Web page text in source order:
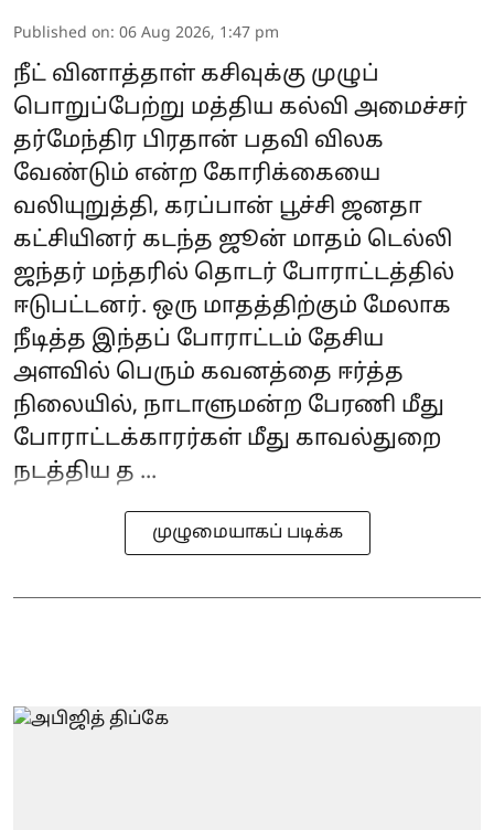
Published on: 06 Aug 2026, 1:47 pm
நீட் வினாத்தாள் கசிவுக்கு முழுப்
பொறுப்பேற்று மத்திய கல்வி அமைச்சர்
தர்மேந்திர பிரதான் பதவி விலக
வேண்டும் என்ற கோரிக்கையை
வலியுறுத்தி, கரப்பான் பூச்சி ஜனதா
கட்சியினர் கடந்த ஜூன் மாதம் டெல்லி
ஜந்தர் மந்தரில் தொடர் போராட்டத்தில்
ஈடுபட்டனர். ஒரு மாதத்திற்கும் மேலாக
நீடித்த இந்தப் போராட்டம் தேசிய
அளவில் பெரும் கவனத்தை ஈர்த்த
நிலையில், நாடாளுமன்ற பேரணி மீது
போராட்டக்காரர்கள் மீது காவல்துறை
நடத்திய த ...
முழுமையாகப் படிக்க